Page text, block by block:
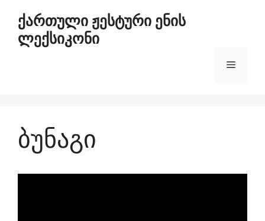
ქართული ჟესტური ენის
ლექსიკონი
ბუნაგი